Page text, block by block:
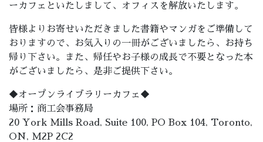
ーカフェといたしまして、オフィスを解放いたします。
皆様よりお寄せいただきました書籍やマンガをご準備して
おりますので、お気入りの一冊がございましたら、お持ち
帰り下さい。また、帰任やお子様の成長で不要となった本
がございましたら、是非ご提供下さい。
◆オープンライブラリーカフェ◆
場所：商工会事務局
20 York Mills Road, Suite 100, PO Box 104, Toronto,
ON, M2P 2C2